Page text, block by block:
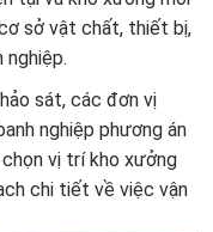
sở vật chất, thiết bị,
nghiệp.
sát, các đơn vị
nghiệp phương án
vị trí kho xưởng
chi tiết về việc vận